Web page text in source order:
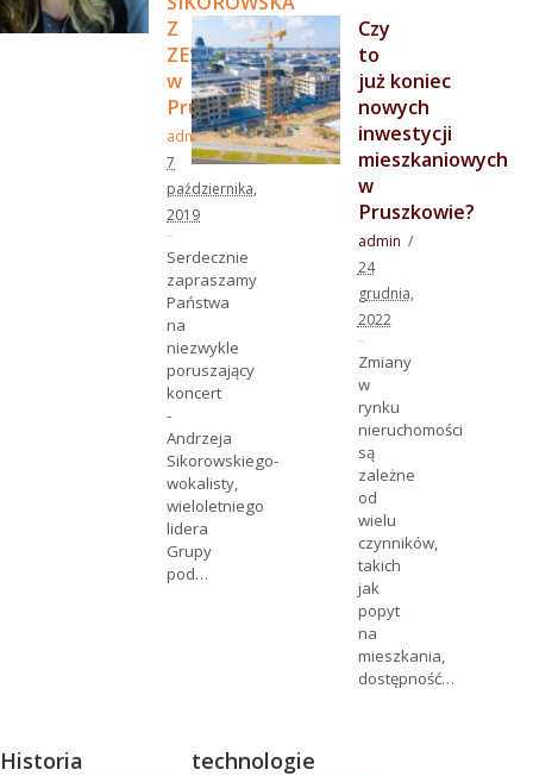
Z
ZESPOŁEM
w
Pruszkowie!
admin
7
października,
2019
Serdecznie
zapraszamy
Państwa
na
niezwykle
poruszający
koncert
-
Andrzeja
Sikorowskiego-
wokalisty,
wieloletniego
lidera
Grupy
pod…
Czy
to
już koniec
nowych
inwestycji
mieszkaniowych
w
Pruszkowie?
admin
24
grudnia,
2022
Zmiany
w
rynku
nieruchomości
są
zależne
od
wielu
czynników,
takich
jak
popyt
na
mieszkania,
dostępność…
Historia technologie